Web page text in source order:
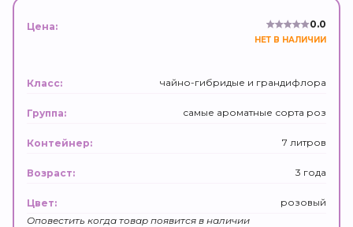
Цена: 0.0
НЕТ В НАЛИЧИИ
Класс: чайно-гибридые и грандифлора
Группа: самые ароматные сорта роз
Контейнер: 7 литров
Возраст: 3 года
Цвет:
розовый
Оповестить когда товар появится в наличии